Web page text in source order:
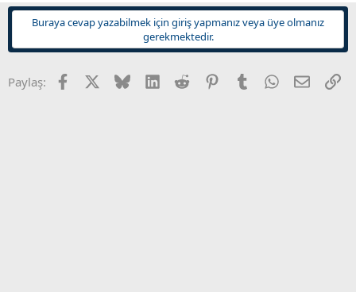
Buraya cevap yazabilmek için giriş yapmanız veya üye olmanız
gerekmektedir.
Paylaş: Facebook BlueskyLinkedInReddit PinterestTumblr WhatsApp
E-posta